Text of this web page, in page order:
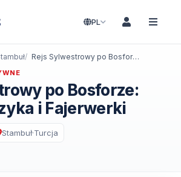
PL
Rejs Sylwestrowy po Bosforze: Kolacja, Muzyka i Fajerwerki
po Bosforze:
i Fajerwerki
Stambuł·Turcja